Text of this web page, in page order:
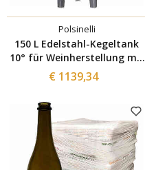
Polsinelli
150 L Edelstahl-Kegeltank
10° für Weinherstellung mit
Kühlung
€ 1139,34